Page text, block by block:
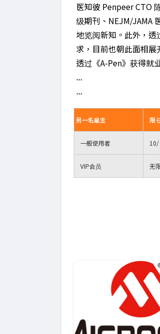
医知彼 Penpeer CTO
级期刊、NEJM/JAMA
地览阅新知。此外，
求，目前也朝此面相
透过《A-Pen》获得就
...
...
另一名雇主 限
一般使用者 10/
VIP会员 无